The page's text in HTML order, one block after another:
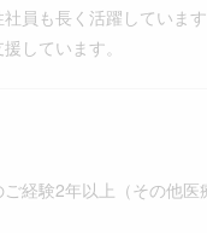
員も長く活躍しています
しています。
験2年以上（その他医